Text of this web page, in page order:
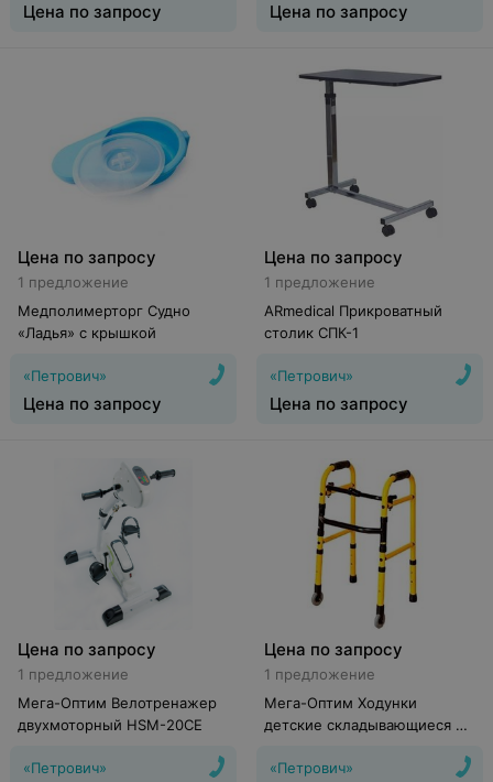
Цена по запросу Цена по запросу
Цена по запросу
1 предложение
Медполимерторг Судно
«Ладья» с крышкой
«Петрович»
Цена по запросу
Цена по запросу
1 предложение
ARmedical Прикроватный
столик СПК-1
«Петрович»
Цена по запросу
Цена по запросу
1 предложение
Мега-Оптим Велотренажер
двухмоторный HSM-20CE
«Петрович»
Цена по запросу
1 предложение
Мега-Оптим Ходунки
детские складывающиеся на
«Петрович»